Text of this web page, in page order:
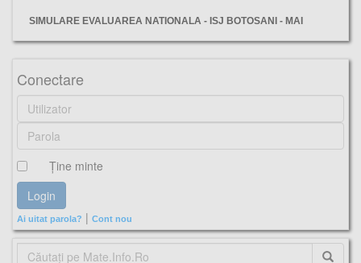
SIMULARE EVALUAREA NATIONALA - ISJ BOTOSANI - MAI
Conectare
Ţine minte
Ai uitat parola? | Cont nou